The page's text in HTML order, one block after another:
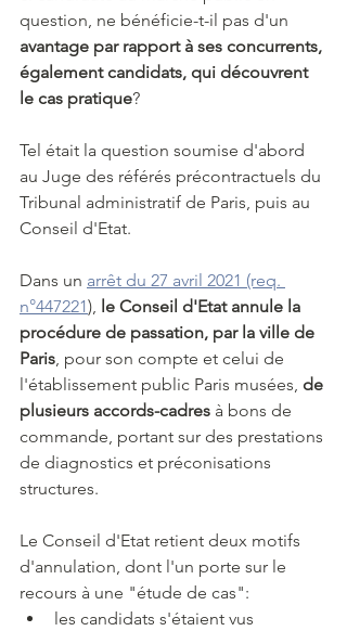
question, ne bénéficie-t-il pas d'un
avantage par rapport à ses concurrents,
également candidats, qui découvrent
le cas pratique?
Tel était la question soumise d'abord
au Juge des référés précontractuels du
Tribunal administratif de Paris, puis au
Conseil d'Etat.
Dans un arrêt du 27 avril 2021 (req.
n°447221), le Conseil d'Etat annule la
procédure de passation, par la ville de
Paris, pour son compte et celui de
l'établissement public Paris musées, de
plusieurs accords-cadres à bons de
commande, portant sur des prestations
de diagnostics et préconisations
structures.
Le Conseil d'Etat retient deux motifs
d'annulation, dont l'un porte sur le
recours à une "étude de cas":
les candidats s'étaient vus